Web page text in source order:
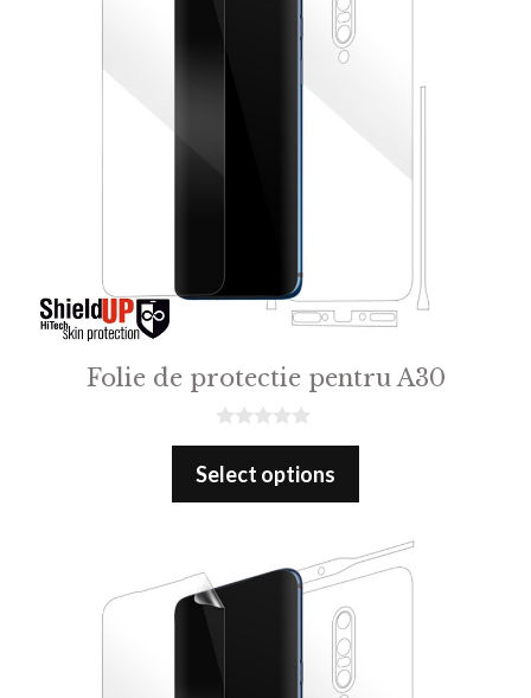
Folie de protectie pentru A30
0
u
Select options